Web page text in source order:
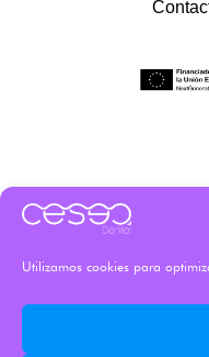
Utilizamos cookies para